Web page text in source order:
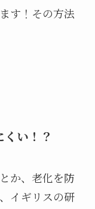
す！その方法
い！？
か、老化を防
イギリスの研